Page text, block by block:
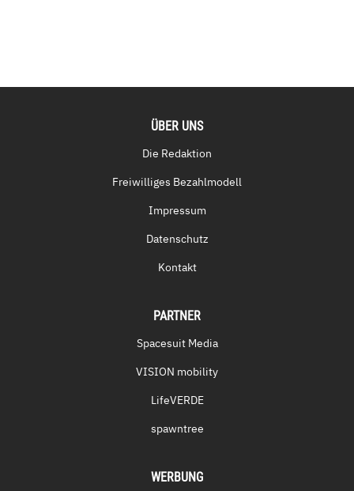
ÜBER UNS
Die Redaktion
Freiwilliges Bezahlmodell
Impressum
Datenschutz
Kontakt
PARTNER
Spacesuit Media
VISION mobility
LifeVERDE
spawntree
WERBUNG